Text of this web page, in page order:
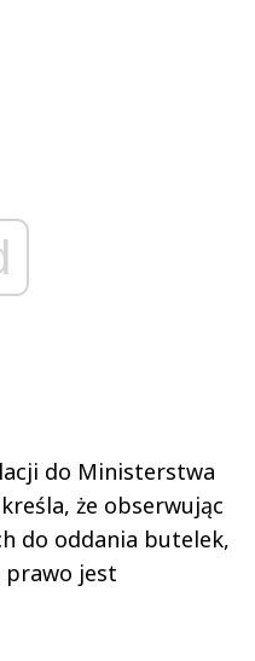
do Ministerstwa
że obserwując
do oddania butelek,
prawo jest